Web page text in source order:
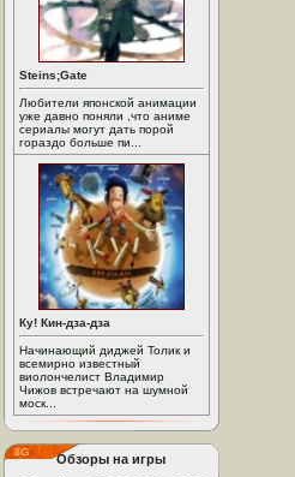
Steins;Gate
Любители японской анимации
уже давно поняли ,что аниме
сериалы могут дать порой
гораздо больше пи...
Ку! Кин-дза-дза
Начинающий диджей Толик и
всемирно известный
виолончелист Владимир
Чижов встречают на шумной
моск...
Обзоры на игры